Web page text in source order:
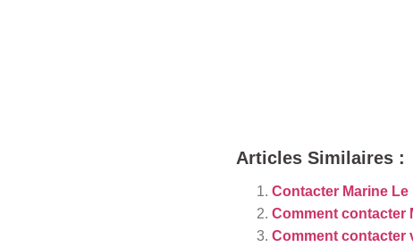
Articles Similaires :
Contacter Marine
Comment contacter
Comment contacter